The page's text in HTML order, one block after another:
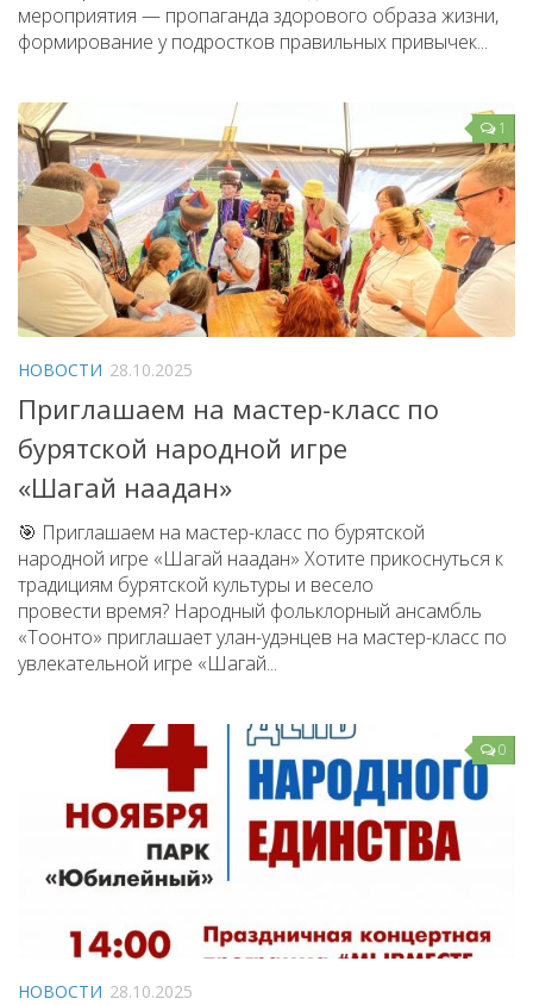
мероприятия — пропаганда здорового образа жизни,
формирование у подростков правильных привычек...
1
НОВОСТИ 28.10.2025
Приглашаем на мастер-класс по
бурятской народной игре
«Шагай наадан»
🎯 Приглашаем на мастер-класс по бурятской
народной игре «Шагай наадан» Хотите прикоснуться к
традициям бурятской культуры и весело
провести время? Народный фольклорный ансамбль
«Тоонто» приглашает улан-удэнцев на мастер-класс по
увлекательной игре «Шагай...
0
НОВОСТИ 28.10.2025